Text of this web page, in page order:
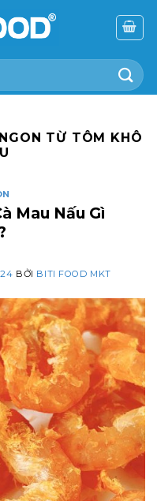
TỪ TÔM KHÔ
Mau Nấu Gì
BỞI BITI FOOD MKT